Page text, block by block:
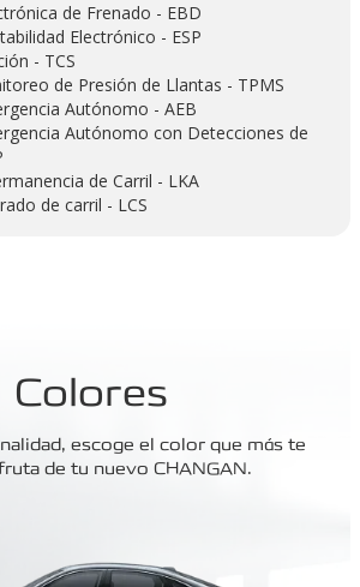
de Frenado - EBD
Electrónico - ESP
- TCS
de Presión de Llantas - TPMS
Autónomo - AEB
Autónomo con Detecciones de
de Carril - LKA
de carril - LCS
Colores
escoge el color que más te
de tu nuevo CHANGAN.